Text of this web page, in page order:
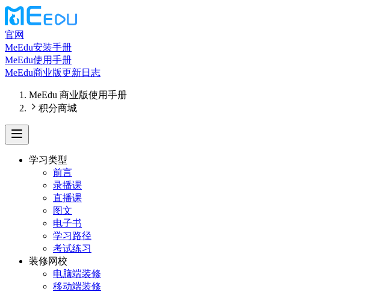
官网
MeEdu安装手册
MeEdu使用手册
MeEdu商业版更新日志
MeEdu 商业版使用手册
积分商城
学习类型
前言
录播课
直播课
图文
电子书
学习路径
考试练习
装修网校
电脑端装修
移动端装修